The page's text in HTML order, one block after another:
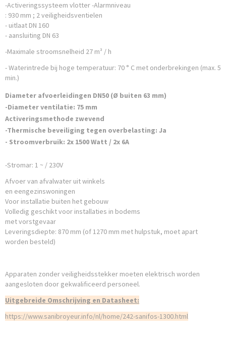
-Activeringssysteem vlotter -Alarmniveau
: 930 mm ; 2 veiligheidsventielen
- uitlaat DN 160
- aansluiting DN 63
-Maximale stroomsnelheid 27 m³ / h
- Waterintrede bij hoge temperatuur: 70 ° C met onderbrekingen (max. 5
min.)
Diameter afvoerleidingen DN50 (Ø buiten 63 mm)
-Diameter ventilatie: 75 mm
Activeringsmethode zwevend
-Thermische beveiliging tegen overbelasting: Ja
- Stroomverbruik: 2x 1500 Watt / 2x 6A
-Stromar: 1 ~ / 230V
Afvoer van afvalwater uit winkels
en eengezinswoningen
Voor installatie buiten het gebouw
Volledig geschikt voor installaties in bodems
met vorstgevaar
Leveringsdiepte: 870 mm (of 1270 mm met hulpstuk, moet apart
worden besteld)
Apparaten zonder veiligheidsstekker moeten elektrisch worden
aangesloten door gekwalificeerd personeel.
Uitgebreide Omschrijving en Datasheet:
https://www.sanibroyeur.info/nl/home/242-sanifos-1300.html